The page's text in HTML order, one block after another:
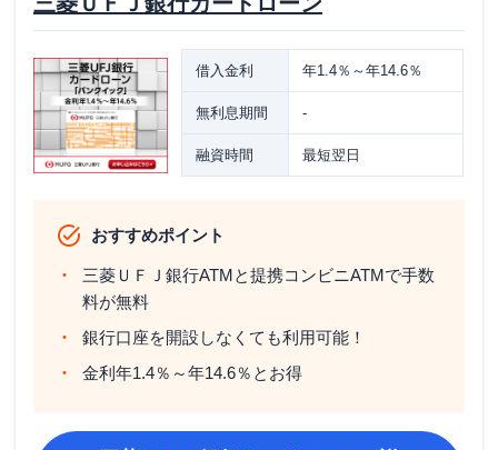
三菱ＵＦＪ銀行カードローン「バンクイック」の
返済方法
口座振替の引き落とし時間
バンクイックの返済シミュレーション
三菱ＵＦＪ銀行カードローン「バンクイック」の
バンクイックカードってどんなカードですか？
バンクイックカードを紛失・破損したのですがどうした
らいいですか？
バンクイックカードが再発行手続中のためカードが手元
にないのですが、返済できますか？
三菱ＵＦＪ銀行カードローン「バンクイック」の
借入金利 年1.4％～年14.6％
無利息期間 -
融資時間 最短翌日
おすすめポイント
三菱ＵＦＪ銀行ATMと提携コンビニATMで手数
料が無料
銀行口座を開設しなくても利用可能！
金利年1.4％～年14.6％とお得